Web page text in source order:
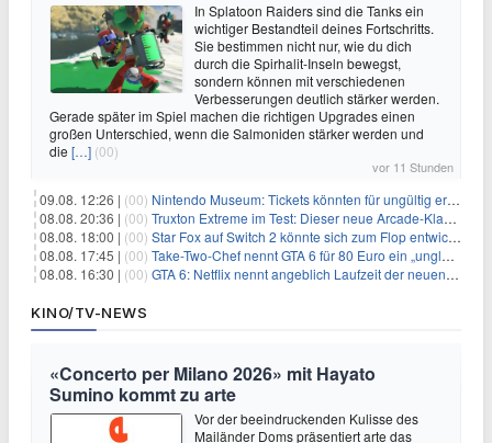
In Splatoon Raiders sind die Tanks ein
wichtiger Bestandteil deines Fortschritts.
Sie bestimmen nicht nur, wie du dich
durch die Spirhalit-Inseln bewegst,
sondern können mit verschiedenen
Verbesserungen deutlich stärker werden.
Gerade später im Spiel machen die richtigen Upgrades einen
großen Unterschied, wenn die Salmoniden stärker werden und
die […] (00)
vor 11 Stunden
09.08. 12:26 | (00) Nintendo Museum: Tickets könnten für ungültig erklärt werden!
08.08. 20:36 | (00) Truxton Extreme im Test: Dieser neue Arcade-Klassiker verzeiht dir gar nichts
08.08. 18:00 | (00) Star Fox auf Switch 2 könnte sich zum Flop entwickeln
08.08. 17:45 | (00) Take-Two-Chef nennt GTA 6 für 80 Euro ein „unglaubliches Schnäppchen“
08.08. 16:30 | (00) GTA 6: Netflix nennt angeblich Laufzeit der neuen Gameplay-Präsentation
KINO/TV-NEWS
«Concerto per Milano 2026» mit Hayato
Sumino kommt zu arte
Vor der beeindruckenden Kulisse des
Mailänder Doms präsentiert arte das